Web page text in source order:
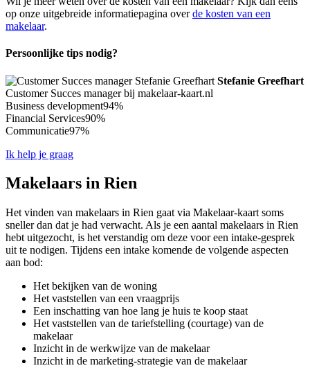
op onze uitgebreide informatiepagina overde kosten van een
makelaar.
Persoonlijke tips nodig?
Stefanie Greefhart
Customer Succes manager bij makelaar-kaart.nl
Business development94%
Financial Services90%
Communicatie97%
Ik help je graag
Makelaars in Rien
Het vinden van makelaars in Rien gaat via Makelaar-kaart soms
sneller dan dat je had verwacht. Als je een aantal makelaars in Rien
hebt uitgezocht, is het verstandig om deze voor een intake-gesprek
uit te nodigen. Tijdens een intake komende de volgende aspecten
aan bod:
Het bekijken van de woning
Het vaststellen van een vraagprijs
Een inschatting van hoe lang je huis te koop staat
Het vaststellen van de tariefstelling (courtage) van de
makelaar
Inzicht in de werkwijze van de makelaar
Inzicht in de marketing-strategie van de makelaar